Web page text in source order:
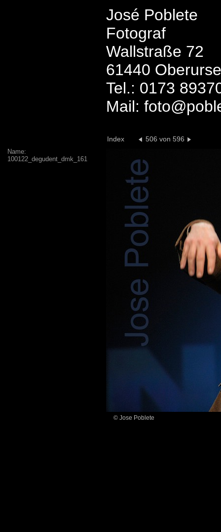
José Poblete
Fotograf
Wallstraße 72
61440
Tel.: 0173
Mail:
Index 506 von 596
Name:
100122_degudent_dmk_161
© Jose Poblete